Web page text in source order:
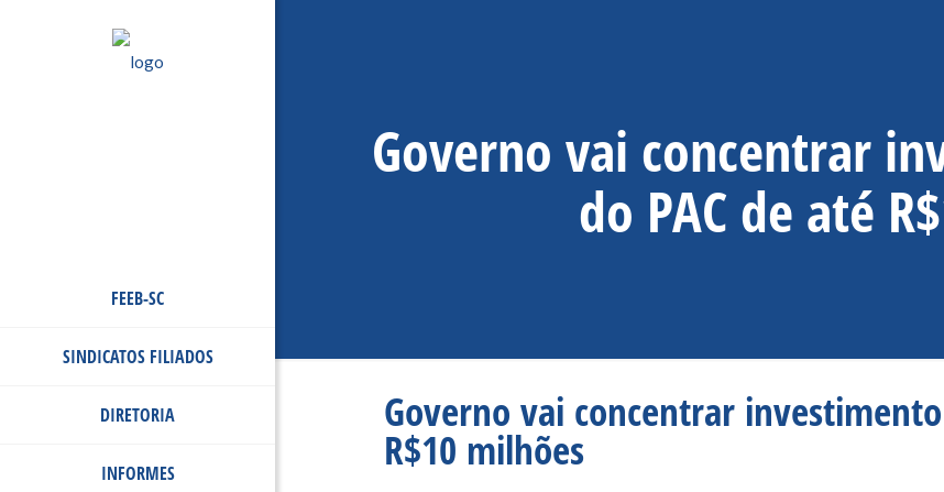
FEEB-SC
SINDICATOS FILIADOS
DIRETORIA
INFORMES
Governo vai concentrar
do PAC de até
Governo vai concentrar
R$10 milhões